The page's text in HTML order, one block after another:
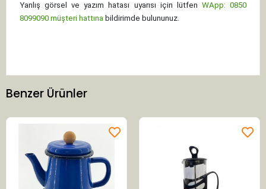
Yanlış görsel ve yazım hatası uyarısı için lütfen WApp: 0850
8099090 müşteri hattına bildirimde bulununuz.
Benzer Ürünler